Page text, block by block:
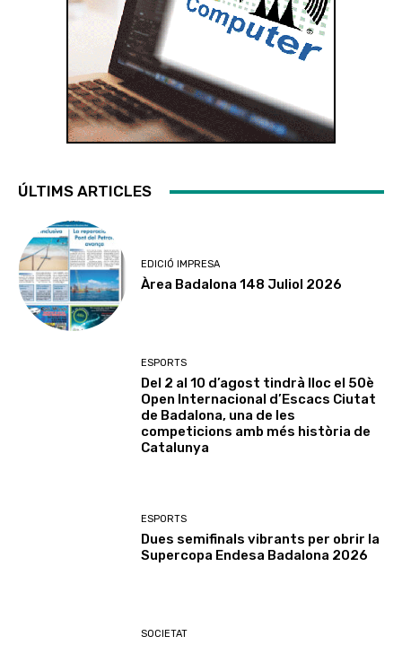
ÚLTIMS ARTICLES
EDICIÓ IMPRESA
Àrea Badalona 148 Juliol 2026
ESPORTS
Del 2 al 10 d’agost tindrà lloc el 50è
Open Internacional d’Escacs Ciutat
de Badalona, una de les
competicions amb més història de
Catalunya
ESPORTS
Dues semifinals vibrants per obrir la
Supercopa Endesa Badalona 2026
SOCIETAT